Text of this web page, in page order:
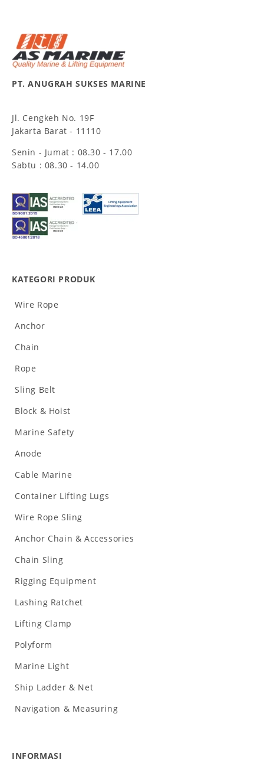
PT. ANUGRAH SUKSES MARINE
Jl. Cengkeh No. 19F
Jakarta Barat - 11110
Senin - Jumat : 08.30 - 17.00
Sabtu : 08.30 - 14.00
KATEGORI PRODUK
Wire Rope
Anchor
Chain
Rope
Sling Belt
Block & Hoist
Marine Safety
Anode
Cable Marine
Container Lifting Lugs
Wire Rope Sling
Anchor Chain & Accessories
Chain Sling
Rigging Equipment
Lashing Ratchet
Lifting Clamp
Polyform
Marine Light
Ship Ladder & Net
Navigation & Measuring
INFORMASI